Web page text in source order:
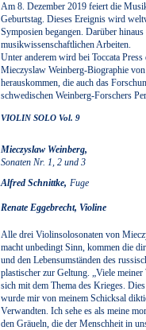
Am 8. Dezember 2019 feiert die
Geburtstag. Dieses Ereignis wird
Symposien begangen. Darüber
musikwissenschaftlichen Arbeiten.
Unter anderem wird bei Toccata
Mieczyslaw Weinberg-Biographie
herauskommen, die auch das
schwedischen Weinberg-Forschers
VIOLIN SOLO Vol. 9
Mieczyslaw Weinberg,
Sonaten Nr. 1, 2 und 3
Alfred Schnittke, Fuge
Renate Eggebrecht, Violine
Alle drei Violinsolosonaten von
macht unbedingt Sinn, kommen die
und den Lebensumständen des
plastischer zur Geltung. „Viele meiner
sich mit dem Thema des Krieges.
wurde mir von meinem Schicksal
Verwandten. Ich sehe es als meine
den Gräueln, die der Menschheit in